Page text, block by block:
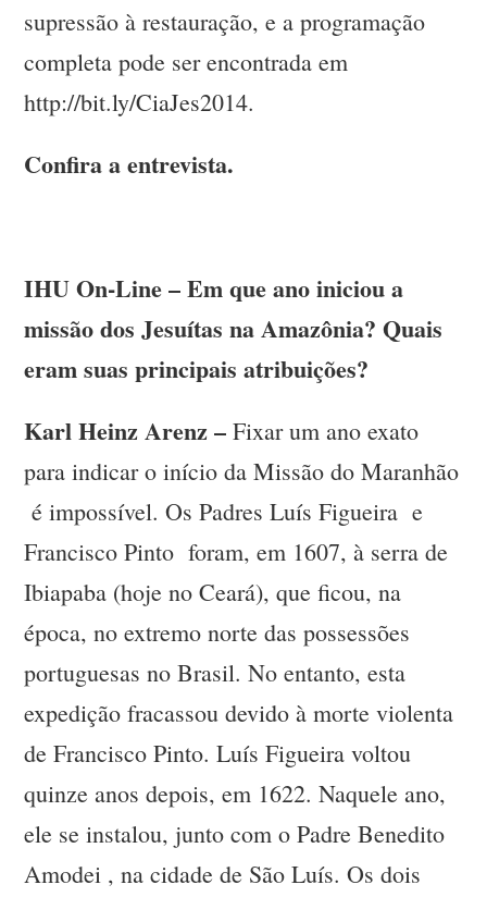
supressão à restauração, e a programação
completa pode ser encontrada em
http://bit.ly/CiaJes2014.
Confira a entrevista.
IHU On-Line – Em que ano iniciou a
missão dos Jesuítas na Amazônia? Quais
eram suas principais atribuições?
Karl Heinz Arenz – Fixar um ano exato
para indicar o início da Missão do Maranhão
é impossível. Os Padres Luís Figueira e
Francisco Pinto foram, em 1607, à serra de
Ibiapaba (hoje no Ceará), que ficou, na
época, no extremo norte das possessões
portuguesas no Brasil. No entanto, esta
expedição fracassou devido à morte violenta
de Francisco Pinto. Luís Figueira voltou
quinze anos depois, em 1622. Naquele ano,
ele se instalou, junto com o Padre Benedito
Amodei , na cidade de São Luís. Os dois